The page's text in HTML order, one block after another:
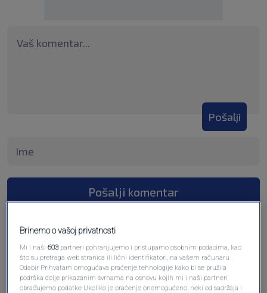
Pošalji
Pošalji komentar
Brinemo o vašoj privatnosti
Mi i naši603 partneri pohranjujemo i pristupamo osobnim podacima, kao
što su pretraga web stranica ili lični identifikatori, na vašem računaru .
Odabir Prihvatam omogućava praćenje tehnologije kako bi se pružila
podrška dolje prikazanim svrhama na osnovu kojih mi i naši partneri
obrađujemo podatke Ukoliko je praćenje onemogućeno, neki od sadržaja i